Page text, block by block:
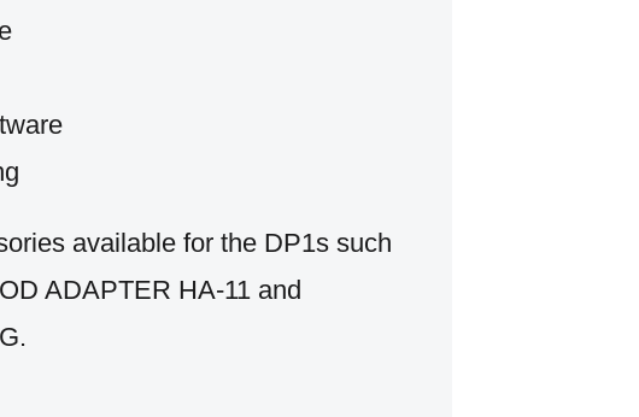
available for the DP1s such
ADAPTER HA-11 and